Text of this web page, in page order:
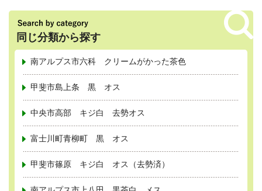
同じ分類から探す
南アルプス市六科 クリームがかった茶色
甲斐市島上条 黒 オス
中央市高部 キジ白 去勢オス
富士川町青柳町 黒 オス
甲斐市篠原 キジ白 オス（去勢済）